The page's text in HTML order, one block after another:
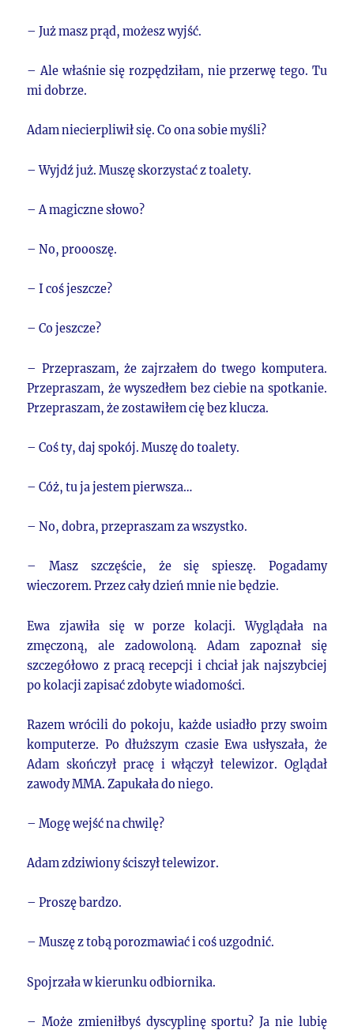
– Już masz prąd, możesz wyjść.
– Ale właśnie się rozpędziłam, nie przerwę tego. Tu
mi dobrze.
Adam niecierpliwił się. Co ona sobie myśli?
– Wyjdź już. Muszę skorzystać z toalety.
– A magiczne słowo?
– No, proooszę.
– I coś jeszcze?
– Co jeszcze?
– Przepraszam, że zajrzałem do twego komputera.
Przepraszam, że wyszedłem bez ciebie na spotkanie.
Przepraszam, że zostawiłem cię bez klucza.
– Coś ty, daj spokój. Muszę do toalety.
– Cóż, tu ja jestem pierwsza…
– No, dobra, przepraszam za wszystko.
– Masz szczęście, że się spieszę. Pogadamy
wieczorem. Przez cały dzień mnie nie będzie.
Ewa zjawiła się w porze kolacji. Wyglądała na
zmęczoną, ale zadowoloną. Adam zapoznał się
szczegółowo z pracą recepcji i chciał jak najszybciej
po kolacji zapisać zdobyte wiadomości.
Razem wrócili do pokoju, każde usiadło przy swoim
komputerze. Po dłuższym czasie Ewa usłyszała, że
Adam skończył pracę i włączył telewizor. Oglądał
zawody MMA. Zapukała do niego.
– Mogę wejść na chwilę?
Adam zdziwiony ściszył telewizor.
– Proszę bardzo.
– Muszę z tobą porozmawiać i coś uzgodnić.
Spojrzała w kierunku odbiornika.
– Może zmieniłbyś dyscyplinę sportu? Ja nie lubię